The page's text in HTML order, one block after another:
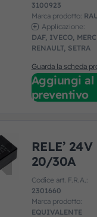
3100923
Marca prodotto:
Applicazione:
DAF, IVECO,
RENAULT, SETRA
Guarda la scheda
Aggiungi al
preventivo
RELE’ 24V
20/30A
Codice art. F.R.A.:
2301660
Marca prodotto:
EQUIVALENTE